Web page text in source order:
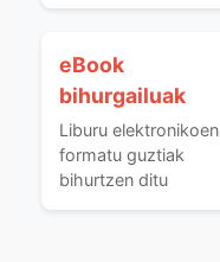
eBook
bihurgailuak
Liburu elektronikoen
formatu guztiak
bihurtzen ditu